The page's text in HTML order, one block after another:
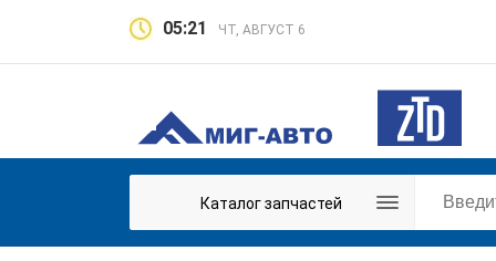
05:21 ЧТ, АВГУСТ 6
Каталог запчастей